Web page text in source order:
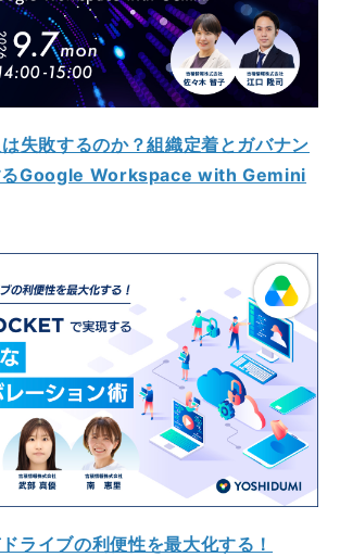
失敗するのか？組織定着とガバナン
るGoogle Workspace with Gemini
ライブの利便性を最大化する！